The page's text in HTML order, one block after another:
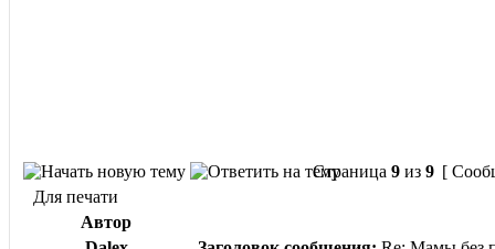
Страница 9 из 9 [
Для печати
Автор